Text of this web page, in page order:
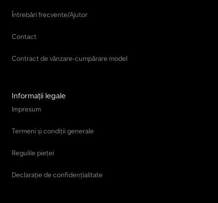
Întrebări frecvente/Ajutor
Contact
Contract de vânzare-cumpărare model
Informații legale
Impresum
Termeni și condiții generale
Regulile pieței
Declarație de confidențialitate